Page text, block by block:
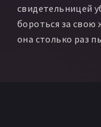
свидетельницей
бороться за свою
она столько раз